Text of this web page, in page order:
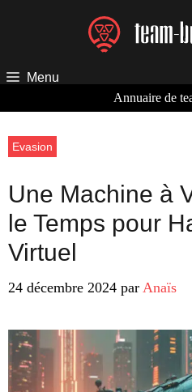
Menu
Annuaire de
Evasion
Une Machine à
le Temps pour
Virtuel
24 décembre 2024 par Anaïs